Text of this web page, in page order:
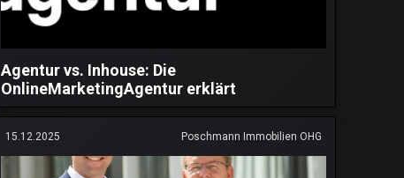
Agentur vs. Inhouse: Die
OnlineMarketingAgentur erklärt
15.12.2025 Poschmann Immobilien OHG